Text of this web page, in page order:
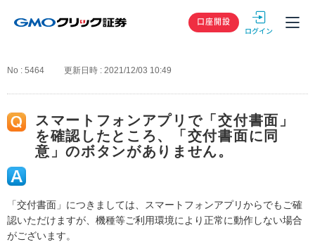
GMOクリック
口座開設
No : 5464 更新日時 : 2021/12/03 10:49
スマートフォンアプリで「交付書面」
を確認したところ、「交付書面に同
意」のボタンがありません。
「交付書面」につきましては、スマートフォンアプリからでもご確
認いただけますが、機種等ご利用環境により正常に動作しない場合
がございます。